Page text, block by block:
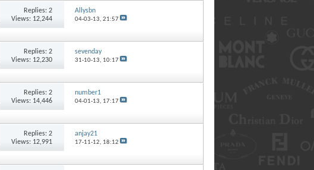
Replies: 2
Views: 12,244
Allysbn
04-03-13, 21:57
Replies: 2
Views: 12,230
sevenday
31-10-13, 10:17
Replies: 2
Views: 14,446
number1
04-01-13, 17:17
Replies: 2
Views: 12,991
anjay21
17-11-12, 18:12